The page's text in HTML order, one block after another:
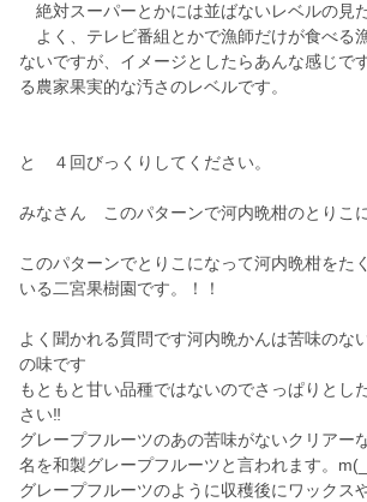
絶対スーパーとかには並ばないレベルの見
よく、テレビ番組とかで漁師だけが食べる
ないですが、イメージとしたらあんな感じで
る農家果実的な汚さのレベルです。
と ４回びっくりしてください。
みなさん このパターンで河内晩柑のとりこ
このパターンでとりこになって河内晩柑をた
いる二宮果樹園です。！！
よく聞かれる質問です河内晩かんは苦味のな
の味です
もともと甘い品種ではないのでさっぱりとし
さい‼️
グレープフルーツのあの苦味がないクリアー
名を和製グレープフルーツと言われます。
グレープフルーツのように収穫後にワックス